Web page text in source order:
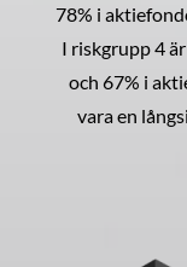
78% i
I riskgrupp 4
och 67% i
vara en